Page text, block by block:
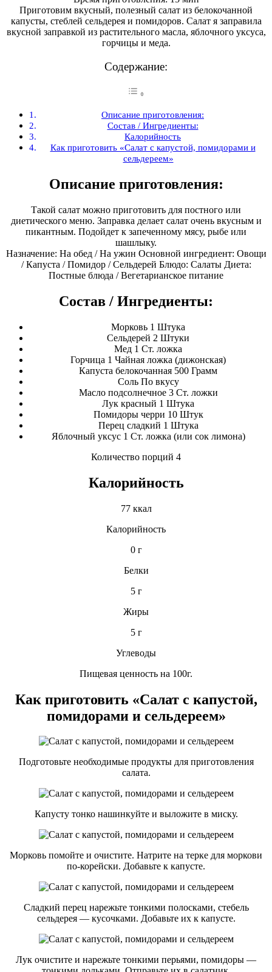
Приготовим вкусный, полезный салат из белокочанной
капусты, стеблей сельдерея и помидоров. Салат я заправила
вкусной заправкой из растительного масла, яблочного уксуса,
горчицы и меда.
Содержание:
Описание приготовления:
Состав / Ингредиенты:
Калорийность
Как приготовить «Салат с капустой, помидорами и
сельдереем»
Описание приготовления:
Такой салат можно приготовить для постного или
диетического меню. Заправка делает салат очень вкусным и
пикантным. Подойдет к запеченному мясу, рыбе или
шашлыку.
Назначение: На обед / На ужин Основной ингредиент: Овощи
/ Капуста / Помидор / Сельдерей Блюдо: Салаты Диета:
Постные блюда / Вегетарианское питание
Состав / Ингредиенты:
Морковь 1 Штука
Сельдерей 2 Штуки
Мед 1 Ст. ложка
Горчица 1 Чайная ложка (дижонская)
Капуста белокочанная 500 Грамм
Соль По вкусу
Масло подсолнечное 3 Ст. ложки
Лук красный 1 Штука
Помидоры черри 10 Штук
Перец сладкий 1 Штука
Яблочный уксус 1 Ст. ложка (или сок лимона)
Количество порций 4
Калорийность
77 ккал
Калорийность
0 г
Белки
5 г
Жиры
5 г
Углеводы
Пищевая ценность на 100г.
Как приготовить «Салат с капустой,
помидорами и сельдереем»
Подготовьте необходимые продукты для приготовления
салата.
Капусту тонко нашинкуйте и выложите в миску.
Морковь помойте и очистите. Натрите на терке для моркови
по-корейски. Добавьте к капусте.
Сладкий перец нарежьте тонкими полосками, стебель
сельдерея — кусочками. Добавьте их к капусте.
Лук очистите и нарежьте тонкими перьями, помидоры —